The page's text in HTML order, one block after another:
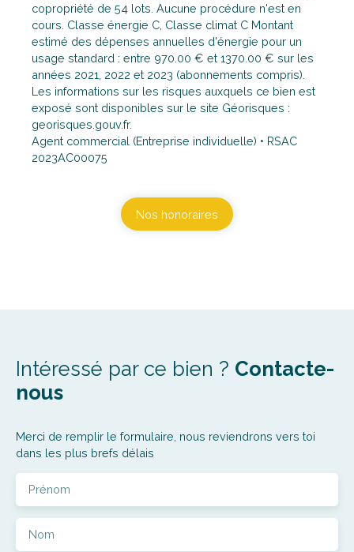
copropriété de 54 lots. Aucune procédure n'est en
cours. Classe énergie C, Classe climat C Montant
estimé des dépenses annuelles d'énergie pour un
usage standard : entre 970.00 € et 1370.00 € sur les
années 2021, 2022 et 2023 (abonnements compris).
Les informations sur les risques auxquels ce bien est
exposé sont disponibles sur le site Géorisques :
georisques.gouv.fr.
Agent commercial (Entreprise individuelle) • RSAC
2023AC00075
Nos honoraires
Intéressé par ce bien ? Contacte-
nous
Merci de remplir le formulaire, nous reviendrons vers toi
dans les plus brefs délais
Prénom
Nom